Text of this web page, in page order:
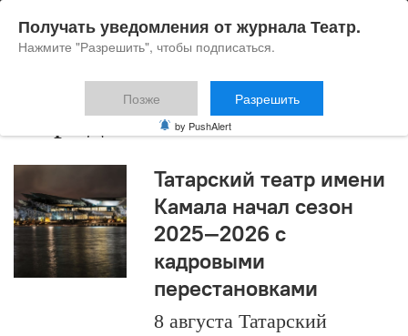
Фарид Бикчантаев
Татарский театр имени
Камала начал сезон
2025—2026 с
кадровыми
перестановками
8 августа Татарский
Получать уведомления от журнала Театр.
Нажмите "Разрешить", чтобы подписаться.
Позже Разрешить
by PushAlert